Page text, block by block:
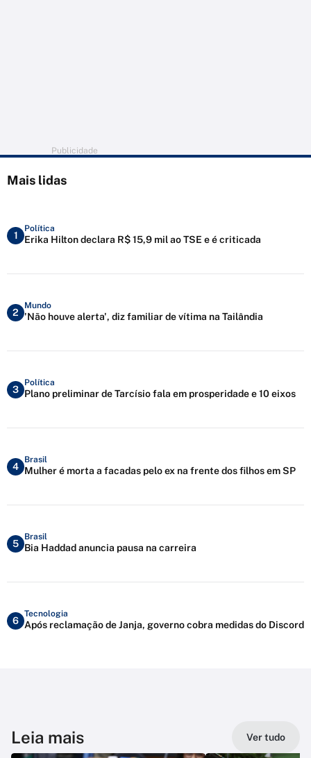
Publicidade
Mais lidas
1
Política
Erika Hilton declara R$ 15,9 mil ao TSE e é criticada
2
Mundo
'Não houve alerta', diz familiar de vítima na Tailândia
3
Política
Plano preliminar de Tarcísio fala em prosperidade e 10 eixos
4
Brasil
Mulher é morta a facadas pelo ex na frente dos filhos em SP
5
Brasil
Bia Haddad anuncia pausa na carreira
6
Tecnologia
Após reclamação de Janja, governo cobra medidas do Discord
Leia mais Ver tudo